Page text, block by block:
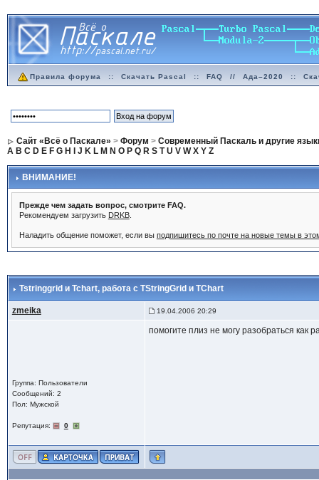
Правила форума :: Скачать Pascal :: FAQ // Ада–2020 ::
Сайт «Всё о Паскале» > Форум > Современный Паскаль и другие
A B C D E F G H J K L M N O P Q R S T U V W X Y Z
ВНИМАНИЕ!
Прежде чем задать вопрос, смотрите FAQ.
Рекомендуем загрузить DRKB.
Наладить общение поможет, если вы подпишитесь по почте на новые темы в
Tstringgrid и Tchart, работа с TStringGrid и TChart
zmeika 19.04.2006 20:29
Группа: Пользователи
Сообщений: 2
Пол: Мужской
Репутация: 0
помогите плиз не могу разобраться как